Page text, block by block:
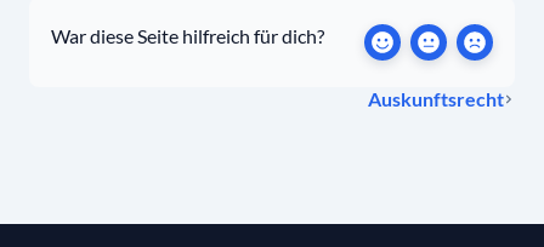
War diese Seite hilfreich für dich?
Auskunftsrecht